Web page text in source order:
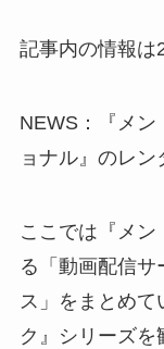
記事内の情報は
NEWS：『メン
ョナル』のレン
ここでは『メ
る 「動画配信サ
ス」 をまとめて
ク』シリーズを